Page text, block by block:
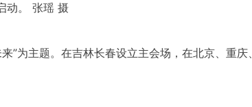
动。 张瑶 摄
”为主题。在吉林长春设立主会场，在北京、重